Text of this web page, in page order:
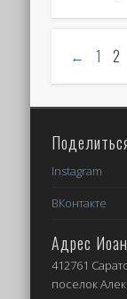
← 1 2
Instagram
ВКонтакте
Адрес
412761
поселок